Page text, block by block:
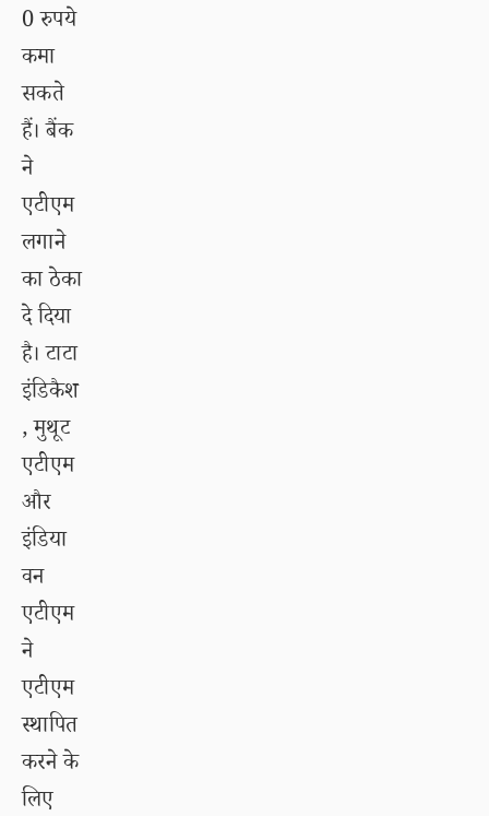
0 रुपये
कमा
सकते
हैं। बैंक
ने
एटीएम
लगाने
का ठेका
दे दिया
है। टाटा
इंडिकैश
, मुथूट
एटीएम
और
इंडिया
वन
एटीएम
ने
एटीएम
स्थापित
करने के
लिए